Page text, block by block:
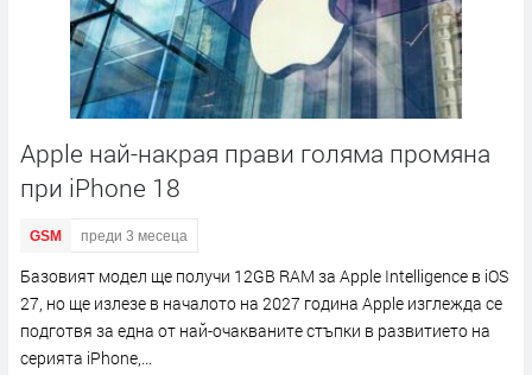
Apple най-накрая прави голяма промяна
при iPhone 18
GSM преди 3 месеца
Базовият модел ще получи 12GB RAM за Apple Intelligence в iOS
27, но ще излезе в началото на 2027 година Apple изглежда се
подготвя за една от най-очакваните стъпки в развитието на
серията iPhone,...